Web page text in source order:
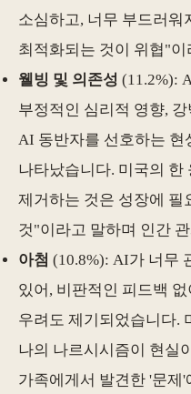
소심하고, 너무 부드러워
최적화되는 것이 위협"
웰빙 및 의존성 (11.2%):
부정적인 심리적 영향,
AI 동반자를 선호하는 현
나타났습니다. 미국의 한
제거하는 것은 성장에 필
것"이라고 말하며 인간
아첨 (10.8%): AI가 너무
있어, 비판적인 피드백
우려도 제기되었습니다.
나의 나르시시즘이 현실
가족에게서 발견한 '문제